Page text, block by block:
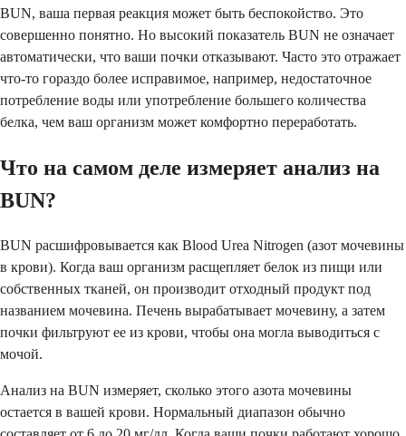
BUN, ваша первая реакция может быть беспокойство. Это
совершенно понятно. Но высокий показатель BUN не означает
автоматически, что ваши почки отказывают. Часто это отражает
что-то гораздо более исправимое, например, недостаточное
потребление воды или употребление большего количества
белка, чем ваш организм может комфортно переработать.
Что на самом деле измеряет анализ на
BUN?
BUN расшифровывается как Blood Urea Nitrogen (азот мочевины
в крови). Когда ваш организм расщепляет белок из пищи или
собственных тканей, он производит отходный продукт под
названием мочевина. Печень вырабатывает мочевину, а затем
почки фильтруют ее из крови, чтобы она могла выводиться с
мочой.
Анализ на BUN измеряет, сколько этого азота мочевины
остается в вашей крови. Нормальный диапазон обычно